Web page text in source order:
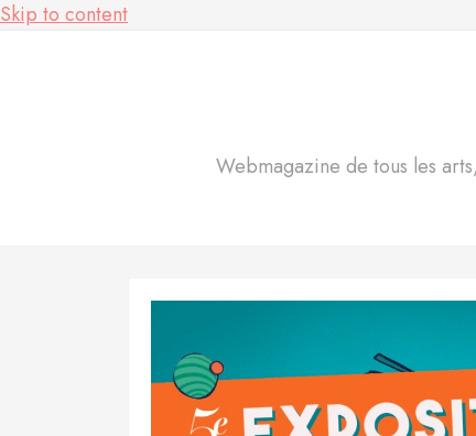
Skip to content
Webmagazine de tous les